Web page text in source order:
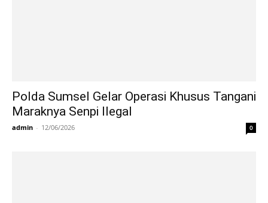
Polda Sumsel Gelar Operasi Khusus Tangani
Maraknya Senpi Ilegal
admin - 12/06/2026 0